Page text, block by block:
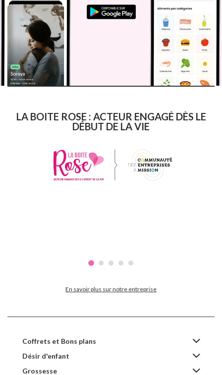
LA BOITE ROSE : ACTEUR ENGAGÉ DÈS LE
DÉBUT DE LA VIE
En savoir plus sur notre entreprise
Coffrets et Bons plans
Désir d'enfant
Grossesse